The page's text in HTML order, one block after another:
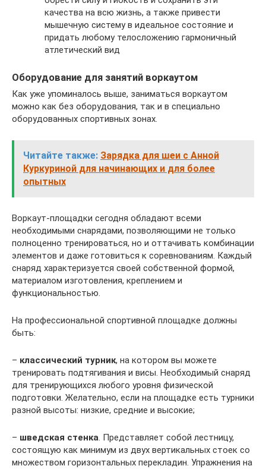
качества на всю жизнь, а также привести
мышечную систему в идеальное состояние и
придать любому телосложению гармоничный
атлетический вид
Оборудование для занятий воркаутом
Как уже упоминалось выше, заниматься воркаутом
можно как без оборудования, так и в специально
оборудованных спортивных зонах.
Читайте также: Зарядка для шеи с Анной
Куркуриной для начинающих и для более
опытных
Воркаут-площадки сегодня обладают всеми
необходимыми снарядами, позволяющими не только
полноценно тренироваться, но и оттачивать комбинации
элементов и даже готовиться к соревнованиям. Каждый
снаряд характеризуется своей собственной формой,
материалом изготовления, креплением и
функциональностью.
На профессиональной спортивной площадке должны
быть:
– классический турник, на котором вы можете
тренировать подтягивания и висы. Необходимый снаряд
для тренирующихся любого уровня физической
подготовки. Желательно, если на площадке есть турники
разной высоты: низкие, средние и высокие;
– шведская стенка. Представляет собой лестницу,
состоящую как минимум из двух вертикальных стоек со
множеством горизонтальных перекладин. Упражнения на